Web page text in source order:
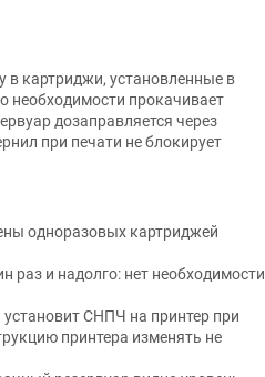
в картриджи, установленные в
необходимости прокачивает
дозаправляется через
при печати не блокирует
одноразовых картриджей
раз и надолго: нет необходимости
СНПЧ на принтер при
принтера изменять не